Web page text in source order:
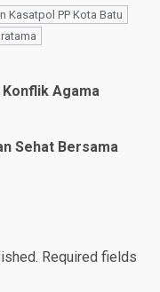
Kasatpol PP Kota Batu
Agama
Sehat Bersama
Required fields